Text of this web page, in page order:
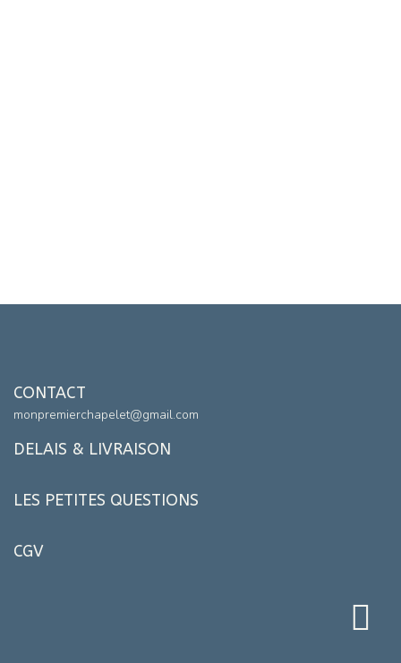
CONTACT
monpremierchapelet@gmail.com
DELAIS & LIVRAISON
LES PETITES QUESTIONS
CGV